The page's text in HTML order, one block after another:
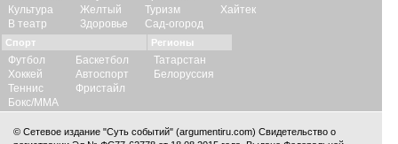
Культура
В театр
Желтый
Здоровье
Туризм
Сад-огород
Хайтек
Спорт
Футбол
Хоккей
Теннис
Бокс/ММА
Баскетбол
Автоспорт
Фристайл
Регионы
Татарстан
Белоруссия
© Сетевое издание "Суть событий" (argumentiru.com) Свидетельство о